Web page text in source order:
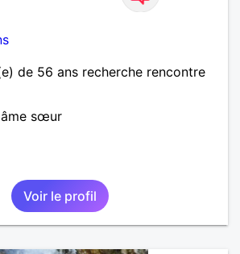
de 56 ans recherche rencontre
sœur
Voir le profil